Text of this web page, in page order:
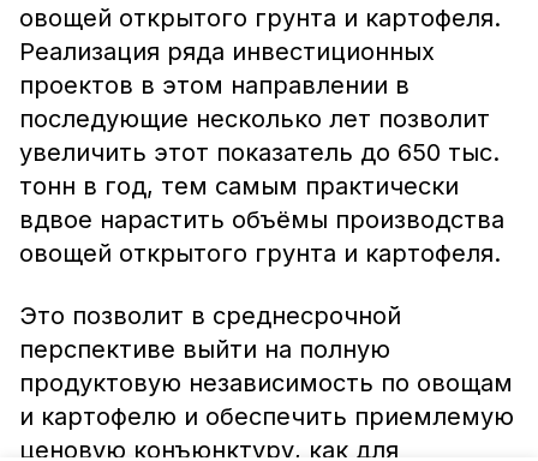
овощей открытого грунта и картофеля.
Реализация ряда инвестиционных
проектов в этом направлении в
последующие несколько лет позволит
увеличить этот показатель до 650 тыс.
тонн в год, тем самым практически
вдвое нарастить объёмы производства
овощей открытого грунта и картофеля.
Это позволит в среднесрочной
перспективе выйти на полную
продуктовую независимость по овощам
и картофелю и обеспечить приемлемую
ценовую конъюнктуру, как для